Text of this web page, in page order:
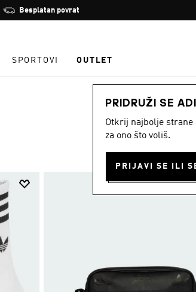
Zaustavi
rotaciju
Besplatan povrat
SPORTOVI OUTLET
PRIDRUŽI SE
Otkrij najbolje
za ono što voliš.